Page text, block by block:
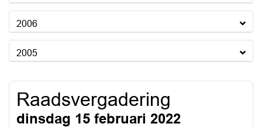
2006
2005
Raadsvergadering
dinsdag 15 februari 2022